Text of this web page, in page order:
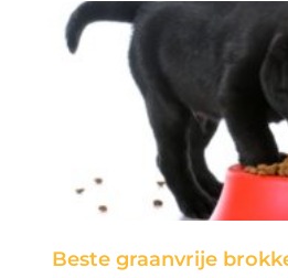
Beste graanvrije